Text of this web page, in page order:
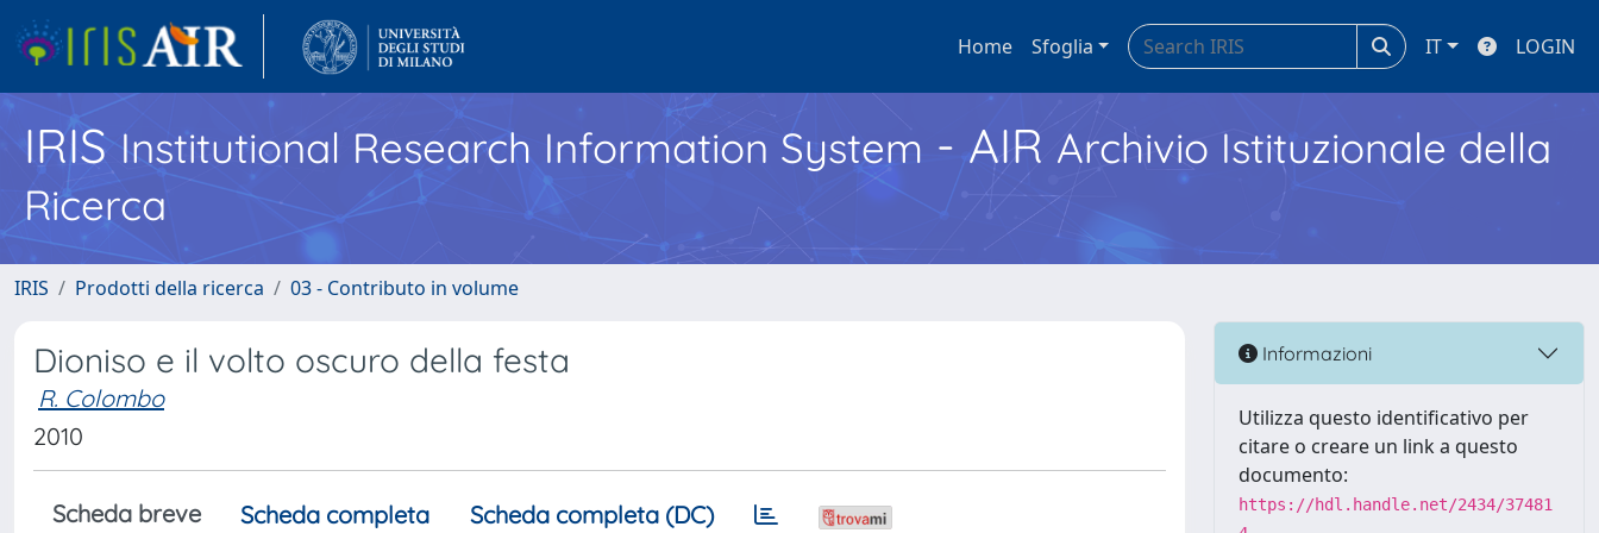
Home Sfoglia IT LOGIN
IRISInstitutional Research Information System - AIR Archivio Istituzionale della
Ricerca
IRIS Prodotti della ricerca 03 - Contributo in volume
Dioniso e il volto oscuro della festa
R. Colombo
2010
Scheda breve Scheda completa Scheda completa (DC)
Informazioni
Utilizza questo identificativo per
citare o creare un link a questo
documento:
https://hdl.handle.net/2434/37481